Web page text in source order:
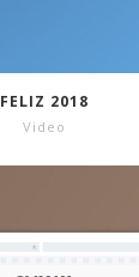
FELIZ 2018
Video